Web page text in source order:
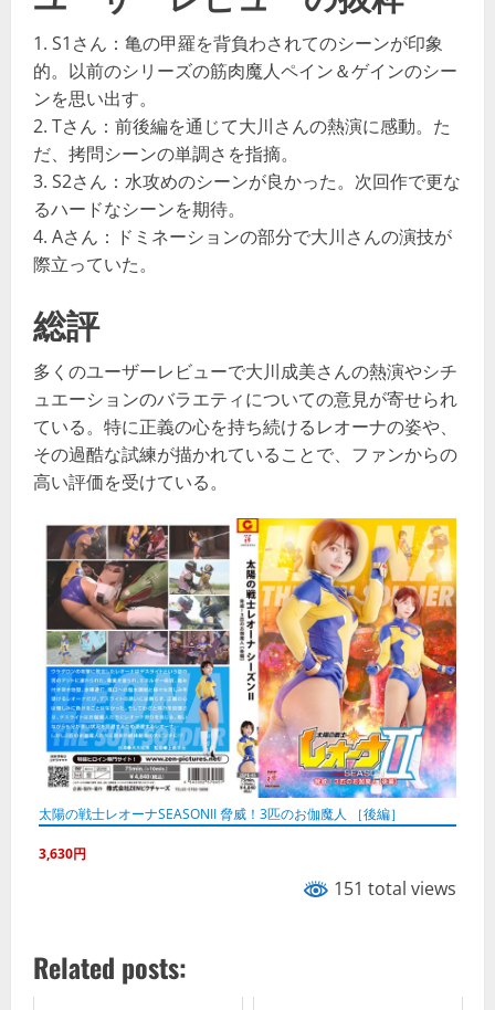
1. S1さん：亀の甲羅を背負わされてのシーンが印象
的。以前のシリーズの筋肉魔人ペイン＆ゲインのシー
ンを思い出す。
2. Tさん：前後編を通じて大川さんの熱演に感動。た
だ、拷問シーンの単調さを指摘。
3. S2さん：水攻めのシーンが良かった。次回作で更な
るハードなシーンを期待。
4. Aさん：ドミネーションの部分で大川さんの演技が
際立っていた。
総評
多くのユーザーレビューで大川成美さんの熱演やシチ
ュエーションのバラエティについての意見が寄せられ
ている。特に正義の心を持ち続けるレオーナの姿や、
その過酷な試練が描かれていることで、ファンからの
高い評価を受けている。
太陽の戦士レオーナSEASONII 脅威！3匹のお伽魔人 ［後編］
3,630円
151 total views
Related posts: